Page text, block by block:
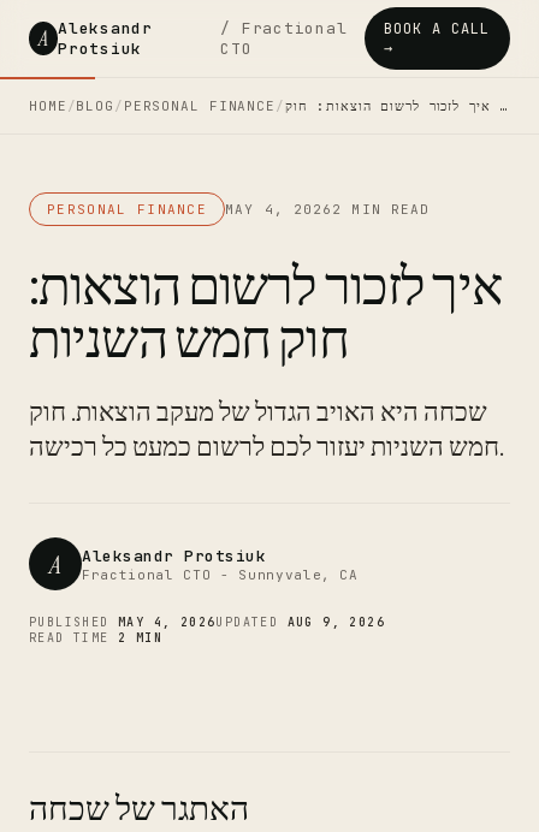
A Aleksandr
Protsiuk
/ Fractional
CTO
BOOK A CALL
→
HOME /BLOG / PERSONAL FINANCE / איך לזכור לרשום הוצאות: חוק …
PERSONAL FINANCE MAY 4, 2026 2 MIN READ
איך לזכור לרשום הוצאות:
חוק חמש השניות
שכחה היא האויב הגדול של מעקב הוצאות. חוק
חמש השניות יעזור לכם לרשום כמעט כל רכישה.
A Aleksandr Protsiuk
Fractional CTO - Sunnyvale, CA
PUBLISHED MAY 4, 2026UPDATED AUG 9, 2026
READ TIME 2 MIN
האתגר של שכחה